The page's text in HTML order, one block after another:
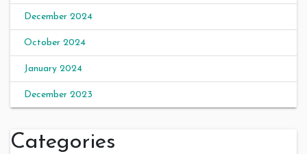
December 2024
October 2024
January 2024
December 2023
Categories